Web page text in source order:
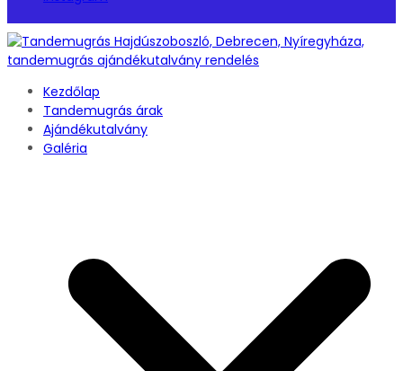
Kezdőlap
Tandemugrás árak
Ajándékutalvány
Galéria